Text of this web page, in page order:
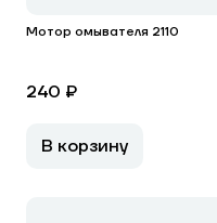
Мотор омывателя 2110
240 ₽
В корзину